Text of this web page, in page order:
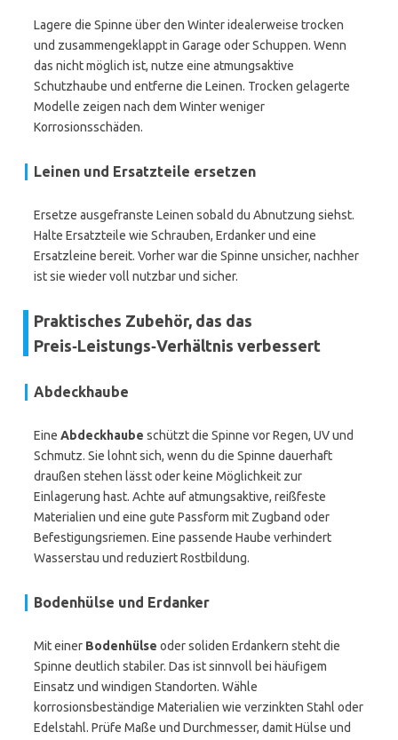
Lagere die Spinne über den Winter idealerweise trocken
und zusammengeklappt in Garage oder Schuppen. Wenn
das nicht möglich ist, nutze eine atmungsaktive
Schutzhaube und entferne die Leinen. Trocken gelagerte
Modelle zeigen nach dem Winter weniger
Korrosionsschäden.
Leinen und Ersatzteile ersetzen
Ersetze ausgefranste Leinen sobald du Abnutzung siehst.
Halte Ersatzteile wie Schrauben, Erdanker und eine
Ersatzleine bereit. Vorher war die Spinne unsicher, nachher
ist sie wieder voll nutzbar und sicher.
Praktisches Zubehör, das das
Preis‑Leistungs‑Verhältnis verbessert
Abdeckhaube
Eine Abdeckhaube schützt die Spinne vor Regen, UV und
Schmutz. Sie lohnt sich, wenn du die Spinne dauerhaft
draußen stehen lässt oder keine Möglichkeit zur
Einlagerung hast. Achte auf atmungsaktive, reißfeste
Materialien und eine gute Passform mit Zugband oder
Befestigungsriemen. Eine passende Haube verhindert
Wasserstau und reduziert Rostbildung.
Bodenhülse und Erdanker
Mit einer Bodenhülse oder soliden Erdankern steht die
Spinne deutlich stabiler. Das ist sinnvoll bei häufigem
Einsatz und windigen Standorten. Wähle
korrosionsbeständige Materialien wie verzinkten Stahl oder
Edelstahl. Prüfe Maße und Durchmesser, damit Hülse und